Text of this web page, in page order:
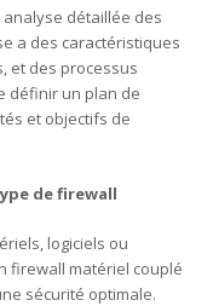
analyse détaillée des
a des caractéristiques
et des processus
définir un plan de
et objectifs de
de firewall
logiciels ou
firewall matériel couplé
sécurité optimale.